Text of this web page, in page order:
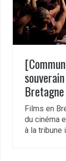
Films en
du cinéma
à la tribune